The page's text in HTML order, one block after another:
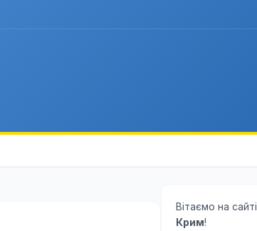
Вітаємо на сайті
Крим!